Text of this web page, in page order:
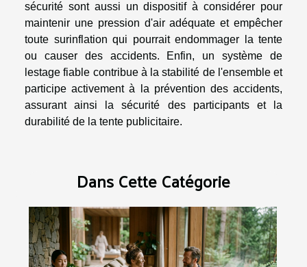
sécurité sont aussi un dispositif à considérer pour
maintenir une pression d'air adéquate et empêcher
toute surinflation qui pourrait endommager la tente
ou causer des accidents. Enfin, un système de
lestage fiable contribue à la stabilité de l'ensemble et
participe activement à la prévention des accidents,
assurant ainsi la sécurité des participants et la
durabilité de la tente publicitaire.
Dans Cette Catégorie